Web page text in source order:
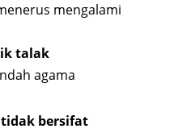
mengalami
talak
agama
tidak bersifat